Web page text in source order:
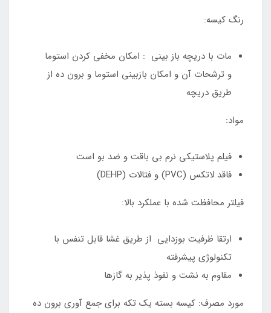
رنگ کیسه:
مات با دریچه باز بینی : امکان مخفی کردن استوما
و ترشحات آن و امکان بازبینی استوما و برون ده از
طریق دریچه
مواد:
فیلم پلاستیکی نرم بی باقت و ضد بو است
فاقد لاتکس (PVC) و فتالات (DEHP)
فیلتر محافظت شده با عملکرد بالا:
ارتقا ظرفیت بوزدایی از طریق غشا قابل تنفس با
تکنولوژی پیشرفته
مقاوم به نشت و نفوذ پذیر به گازها
مورد مصرف: کیسه بسته یک تکه برای جمع آوری برون ده